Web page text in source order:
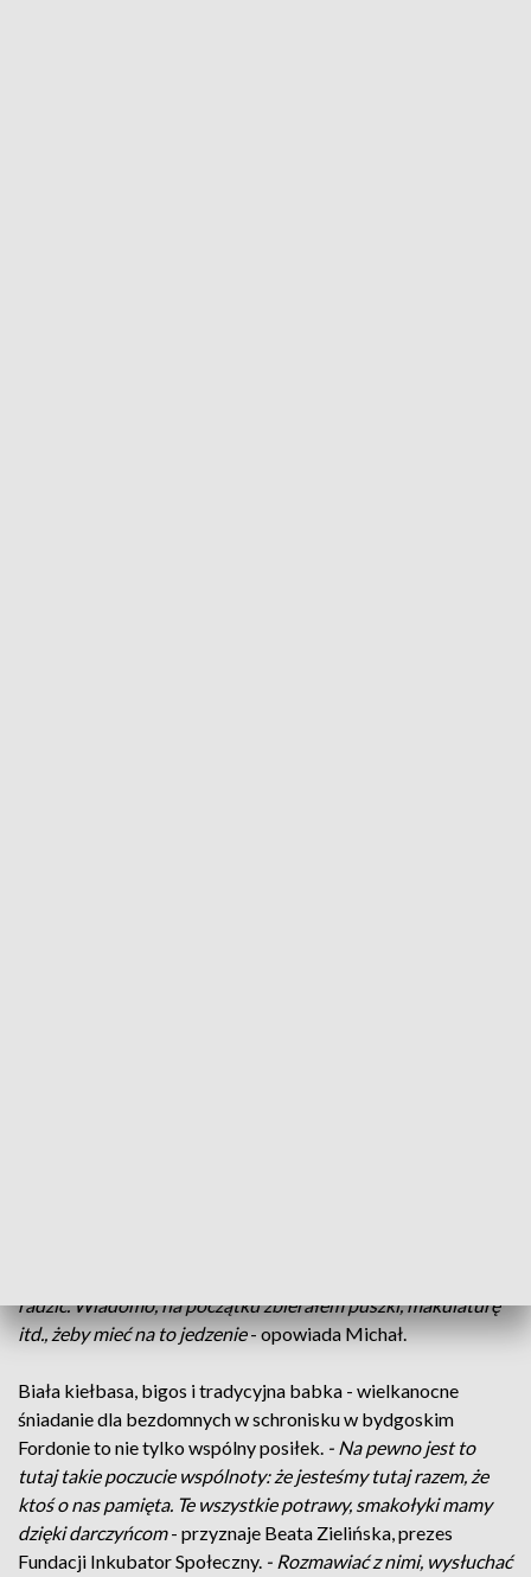
radzić. Wiadomo, na początku zbierałem puszki, makulaturę
itd., żeby mieć na to jedzenie- opowiada Michał.
Biała kiełbasa, bigos i tradycyjna babka - wielkanocne
śniadanie dla bezdomnych w schronisku w bydgoskim
Fordonie to nie tylko wspólny posiłek. - Na pewno jest to
tutaj takie poczucie wspólnoty: że jesteśmy tutaj razem, że
ktoś o nas pamięta. Te wszystkie potrawy, smakołyki mamy
dzięki darczyńcom- przyznaje Beata Zielińska, prezes
Fundacji Inkubator Społeczny. - Rozmawiać z nimi, wysłuchać